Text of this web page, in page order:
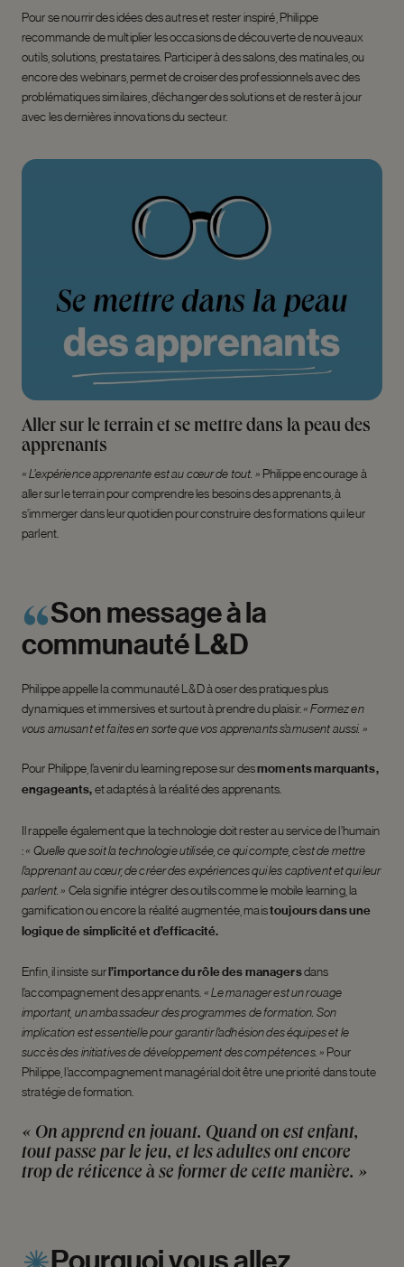
Pour se nourrir des idées des autres et rester inspiré, Philippe
recommande de multiplier les occasions de découverte de nouveaux
outils, solutions, prestataires. Participer à dessalons, des matinales, ou
encore des webinars, permet de croiser des professionnels avec des
problématiques similaires, d’échanger des solutions et de rester à jour
avec les dernières innovations du secteur.
Aller sur le terrain et se mettre dans la peau des
apprenants
« L’expérience apprenante est au cœur de tout. » Philippe encourage à
aller sur le terrain pour comprendre les besoins des apprenants, à
s’immerger dans leur quotidien pour construire des formations qui leur
parlent.
Sonmessageàla
communautéL&D
Philippe appelle la communauté L&D à oser des pratiques plus
dynamiques et immersives et surtout à prendre du plaisir. « Formez en
vous amusant et faites en sorte que vos apprenants s’amusent aussi. »
Pour Philippe, l’avenir du learning repose sur desmoments marquants,
engageants,et adaptés à la réalité des apprenants.
Il rappelle également que la technologie doit rester au service de l’humain
:« Quelle que soit la technologie utilisée, ce qui compte, c’est de mettre
l’apprenant au cœur, de créer des expériences qui les captivent et qui leur
parlent. » Cela signifie intégrer des outils comme le mobile learning, la
gamification ou encore la réalité augmentée, maistoujours dans une
logique de simplicité et d’efficacité.
Enfin, il insiste surl’importance du rôle des managersdans
l’accompagnement des apprenants. «Le manager est un rouage
important, un ambassadeur des programmes de formation. Son
implication est essentielle pour garantir l’adhésion des équipes et le
succès des initiatives de développement des compétences. » Pour
Philippe, l’accompagnement managérial doit être une priorité dans toute
stratégie de formation.
« On apprend en jouant. Quand on est enfant,
tout passe par le jeu, et les adultes ont encore
trop de réticence à se former de cette manière. »